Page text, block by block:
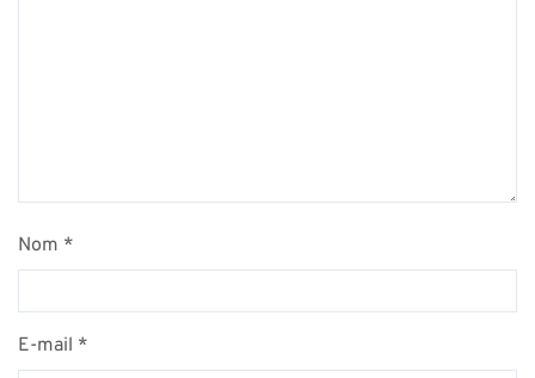
Nom *
E-mail *